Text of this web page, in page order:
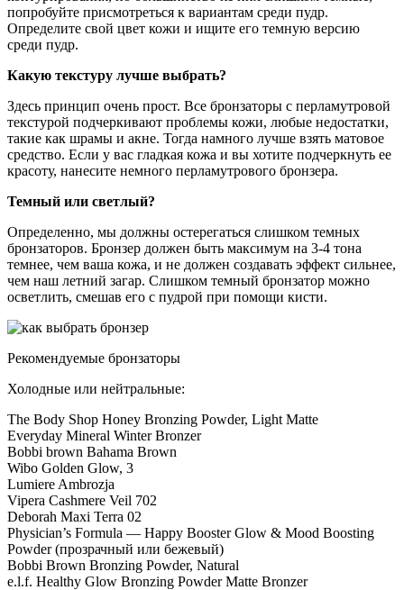
попробуйте присмотреться к вариантам среди пудр.
Определите свой цвет кожи и ищите его темную версию
среди пудр.
Какую текстуру лучше выбрать?
Здесь принцип очень прост. Все бронзаторы с перламутровой
текстурой подчеркивают проблемы кожи, любые недостатки,
такие как шрамы и акне. Тогда намного лучше взять матовое
средство. Если у вас гладкая кожа и вы хотите подчеркнуть ее
красоту, нанесите немного перламутрового бронзера.
Темный или светлый?
Определенно, мы должны остерегаться слишком темных
бронзаторов. Бронзер должен быть максимум на 3-4 тона
темнее, чем ваша кожа, и не должен создавать эффект сильнее,
чем наш летний загар. Слишком темный бронзатор можно
осветлить, смешав его с пудрой при помощи кисти.
Рекомендуемые бронзаторы
Холодные или нейтральные:
The Body Shop Honey Bronzing Powder, Light Matte
Everyday Mineral Winter Bronzer
Bobbi brown Bahama Brown
Wibo Golden Glow, 3
Lumiere Ambrozja
Vipera Cashmere Veil 702
Deborah Maxi Terra 02
Physician’s Formula — Happy Booster Glow & Mood Boosting
Powder (прозрачный или бежевый)
Bobbi Brown Bronzing Powder, Natural
e.l.f. Healthy Glow Bronzing Powder Matte Bronzer